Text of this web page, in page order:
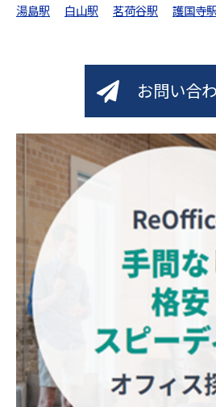
湯島駅
白山駅 茗荷谷駅 護国寺駅
お問い合